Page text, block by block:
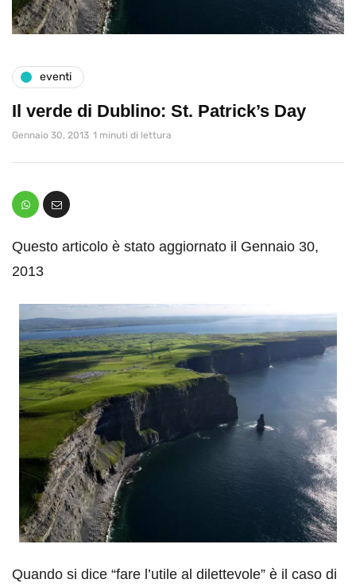
eventi
Il verde di Dublino: St. Patrick’s Day
Gennaio 30, 2013 1 minuti di lettura
Questo articolo è stato aggiornato il Gennaio 30,
2013
Quando si dice “fare l’utile al dilettevole” è il caso di